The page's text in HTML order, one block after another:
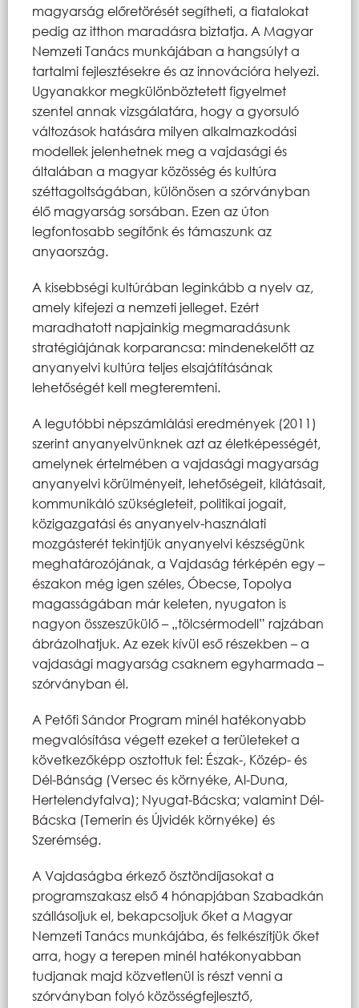
magyarság előretörését segítheti, a fiatalokat
pedig az itthon maradásra biztatja. A Magyar
Nemzeti Tanács munkájában a hangsúlyt a
tartalmi fejlesztésekre és az innovációra helyezi.
Ugyanakkor megkülönböztetett figyelmet
szentel annak vizsgálatára, hogy a gyorsuló
változások hatására milyen alkalmazkodási
modellek jelenhetnek meg a vajdasági és
általában a magyar közösség és kultúra
széttagoltságában, különösen a szórványban
élő magyarság sorsában. Ezen az úton
legfontosabb segítőnk és támaszunk az
anyaország.
A kisebbségi kultúrában leginkább a nyelv az,
amely kifejezi a nemzeti jelleget. Ezért
maradhatott napjainkig megmaradásunk
stratégiájának korparancsa: mindenekelőtt az
anyanyelvi kultúra teljes elsajátításának
lehetőségét kell megteremteni.
A legutóbbi népszámlálási eredmények (2011)
szerint anyanyelvünknek azt az életképességét,
amelynek értelmében a vajdasági magyarság
anyanyelvi körülményeit, lehetőségeit, kilátásait,
kommunikáló szükségleteit, politikai jogait,
közigazgatási és anyanyelv-használati
mozgásterét tekintjük anyanyelvi készségünk
meghatározójának, a Vajdaság térképén egy –
északon még igen széles, Óbecse, Topolya
magasságában már keleten, nyugaton is
nagyon összeszűkülő – „tölcsérmodell” rajzában
ábrázolhatjuk. Az ezek kívül eső részekben – a
vajdasági magyarság csaknem egyharmada –
szórványban él.
A Petőfi Sándor Program minél hatékonyabb
megvalósítása végett ezeket a területeket a
következőképp osztottuk fel: Észak-, Közép- és
Dél-Bánság (Versec és környéke, Al-Duna,
Hertelendyfalva); Nyugat-Bácska; valamint Dél-
Bácska (Temerin és Újvidék környéke) és
Szerémség.
A Vajdaságba érkező ösztöndíjasokat a
programszakasz első 4 hónapjában Szabadkán
szállásoljuk el, bekapcsoljuk őket a Magyar
Nemzeti Tanács munkájába, és felkészítjük őket
arra, hogy a terepen minél hatékonyabban
tudjanak majd közvetlenül is részt venni a
szórványban folyó közösségfejlesztő,